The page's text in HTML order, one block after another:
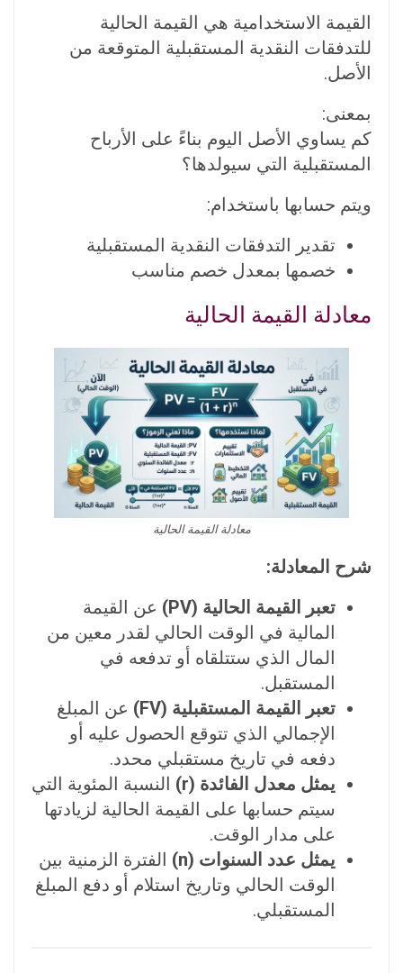
القيمة الاستخدامية هي القيمة الحالية
للتدفقات النقدية المستقبلية المتوقعة من
الأصل.
بمعنى:
كم يساوي الأصل اليوم بناءً على الأرباح
المستقبلية التي سيولدها؟
ويتم حسابها باستخدام:
تقدير التدفقات النقدية المستقبلية
خصمها بمعدل خصم مناسب
معادلة القيمة الحالية
معادلة القيمة الحالية
شرح المعادلة:
تعبر القيمة الحالية (PV)
عن القيمة
المالية في الوقت الحالي لقدر معين من
المال الذي ستتلقاه أو تدفعه في
المستقبل.
تعبر القيمة المستقبلية (FV)
عن المبلغ
الإجمالي الذي تتوقع الحصول عليه أو
دفعه في تاريخ مستقبلي محدد.
يمثل معدل الفائدة (r)
النسبة المئوية التي
سيتم حسابها على القيمة الحالية لزيادتها
على مدار الوقت.
يمثل عدد السنوات (n)
الفترة الزمنية بين
الوقت الحالي وتاريخ استلام أو دفع المبلغ
المستقبلي.